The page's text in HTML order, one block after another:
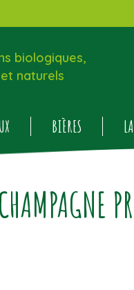
biologiques,
naturels
BIÈRES